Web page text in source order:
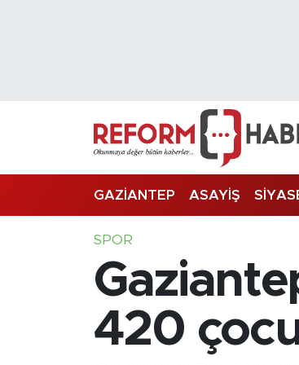
GAZİANTEP ASAYİŞ
SPOR
420
Trafik Durumu
Süper Lig Puan Durumu ve Fikstür
Son Dakika Haberleri
Haber Arşivi